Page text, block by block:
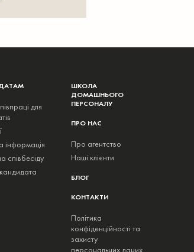
для
інформація
співбесіду
ШКОЛА
ДОМАШНЬОГО
ПЕРСОНАЛУ
ПРО НАС
Про агентство
Наші клієнти
БЛОГ
КОНТАКТИ
Політика
конфіденційності та
захисту
персональних даних